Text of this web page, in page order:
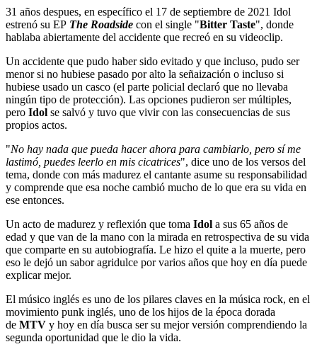
31 años despues, en específico el 17 de septiembre de 2021 Idol
estrenó su EP The Roadside con el single "Bitter Taste", donde
hablaba abiertamente del accidente que recreó en su videoclip.
Un accidente que pudo haber sido evitado y que incluso, pudo ser
menor si no hubiese pasado por alto la señaización o incluso si
hubiese usado un casco (el parte policial declaró que no llevaba
ningún tipo de protección). Las opciones pudieron ser múltiples,
pero Idol se salvó y tuvo que vivir con las consecuencias de sus
propios actos.
"No hay nada que pueda hacer ahora para cambiarlo, pero sí me
lastimó, puedes leerlo en mis cicatrices", dice uno de los versos del
tema, donde con más madurez el cantante asume su responsabilidad
y comprende que esa noche cambió mucho de lo que era su vida en
ese entonces.
Un acto de madurez y reflexión que toma Idol a sus 65 años de
edad y que van de la mano con la mirada en retrospectiva de su vida
que comparte en su autobiografía. Le hizo el quite a la muerte, pero
eso le dejó un sabor agridulce por varios años que hoy en día puede
explicar mejor.
El músico inglés es uno de los pilares claves en la música rock, en el
movimiento punk inglés, uno de los hijos de la época dorada
de MTV y hoy en día busca ser su mejor versión comprendiendo la
segunda oportunidad que le dio la vida.